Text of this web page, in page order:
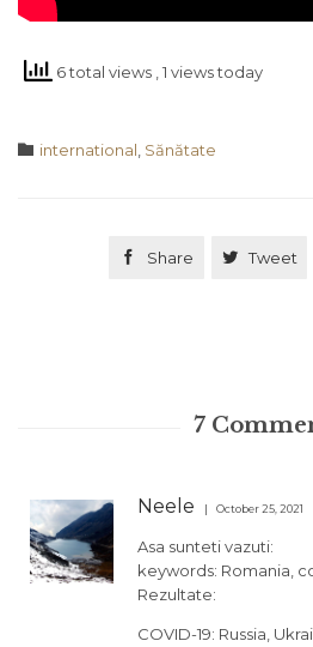
6 total views , 1 views today
 Category
international Sănătate
 Share  Tweet
7
Neele October 25, 2021
Asa sunteti vazuti:
keywords: Romania,
Rezultate:
COVID-19: Russia,